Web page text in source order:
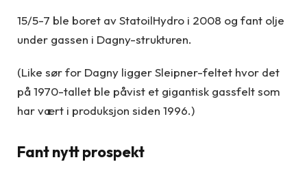
15/5-7 ble boret av StatoilHydro i 2008 og fant olje
under gassen i Dagny-strukturen.
(Like sør for Dagny ligger Sleipner-feltet hvor det
på 1970-tallet ble påvist et gigantisk gassfelt som
har vært i produksjon siden 1996.)
Fant nytt prospekt